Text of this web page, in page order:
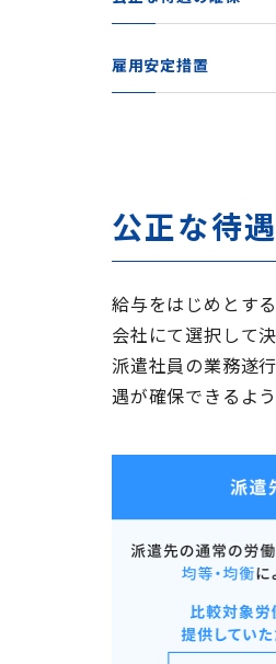
雇用安定措置
公正な待
給与をはじめとす
会社にて選択して
派遣社員の業務遂
遇が確保できるよ